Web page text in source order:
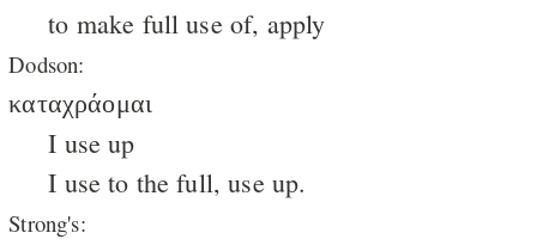
to make full use of, apply
Dodson:
καταχράομαι
I use up
I use to the full, use up.
Strong's: